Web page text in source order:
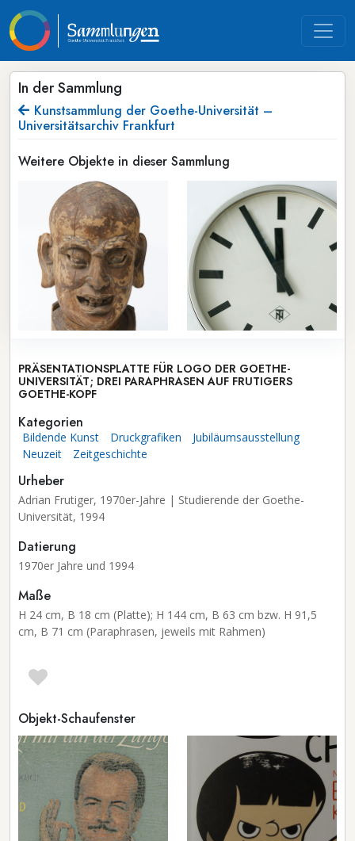
In der Sammlung
Kunstsammlung der Goethe-Universität –
Universitätsarchiv Frankfurt
Weitere Objekte in dieser Sammlung
PRÄSENTATIONSPLATTE FÜR LOGO DER GOETHE-
UNIVERSITÄT; DREI PARAPHRASEN AUF FRUTIGERS
GOETHE-KOPF
Kategorien
Bildende Kunst Druckgrafiken
Jubiläumsausstellung
Neuzeit
Zeitgeschichte
Urheber
Adrian Frutiger, 1970er-Jahre | Studierende der Goethe-
Universität, 1994
Datierung
1970er Jahre und 1994
Maße
H 24 cm, B 18 cm (Platte); H 144 cm, B 63 cm bzw. H 91,5
cm, B 71 cm (Paraphrasen, jeweils mit Rahmen)
Objekt-Schaufenster